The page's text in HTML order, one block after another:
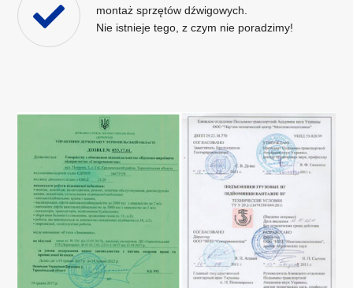
montaż sprzętów dźwigowych.
Nie istnieje tego, z czym nie poradzimy!